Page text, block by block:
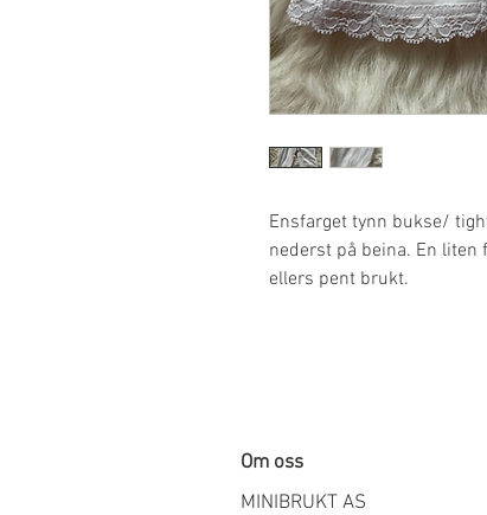
Ensfarget tynn bukse/
nederst på beina. En liten
ellers pent brukt.
Om oss
MINIBRUKT AS